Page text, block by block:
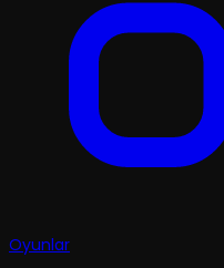
Oyunlar